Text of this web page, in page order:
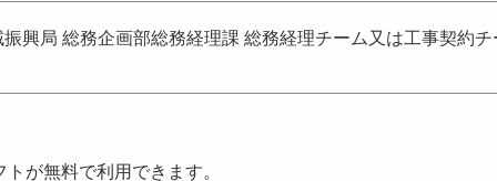
興局 総務企画部総務経理課 総務経理チーム又は工事契約チ
が無料で利用できます。